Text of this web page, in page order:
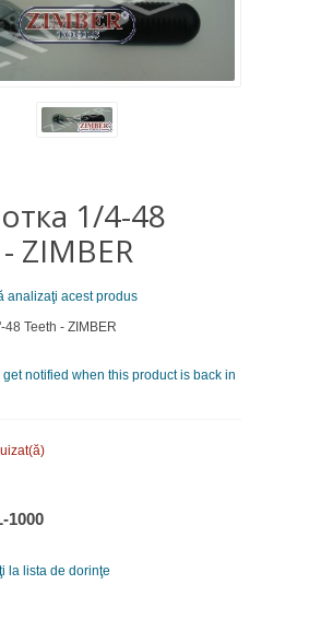
1/4-48
ZIMBER
analizaţi acest produs
48 Teeth - ZIMBER
notified when this product is back in
1000
la lista de dorinţe